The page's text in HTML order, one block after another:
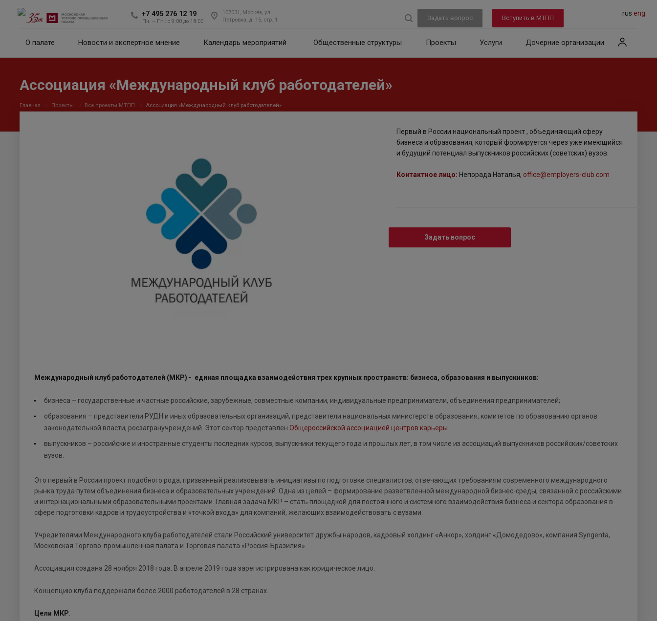
+7 495 276 12 19
Пн. – Пт.: с 9:00 до 18:00
107031, Москва, ул.
Петровка, д. 15, стр. 1
Задать вопрос Вступить в МТПП
rus eng
О палате Новости и экспертное мнение Календарь мероприятий Общественные структуры Проекты Услуги Дочерние организации
Ассоциация «Международный клуб работодателей»
Главная Проекты Все проекты МТПП Ассоциация «Международный клуб работодателей»
Первый в России национальный проект , объединяющий сферу
бизнеса и образования, который формируется через уже имеющийся
и будущий потенциал выпускников российских (советских) вузов.
Контактное лицо: Непорада Наталья, office@employers-club.com
Задать вопрос
Международный клуб работодателей (МКР) - единая площадка взаимодействия трех крупных пространств: бизнеса, образования и выпускников:
бизнеса – государственные и частные российские, зарубежные, совместные компании, индивидуальные предприниматели, объединения предпринимателей;
образования – представители РУДН и иных образовательных организаций, представители национальных министерств образования, комитетов по образованию органов
законодательной власти, росзагранучреждений. Этот сектор представлен Общероссийской ассоциацией центров карьеры
выпускников – российские и иностранные студенты последних курсов, выпускники текущего года и прошлых лет, в том числе из ассоциаций выпускников российских/советских
вузов.
Это первый в России проект подобного рода, призванный реализовывать инициативы по подготовке специалистов, отвечающих требованиям современного международного
рынка труда путем объединения бизнеса и образовательных учреждений. Одна из целей – формирование разветвленной международной бизнес-среды, связанной с российскими
и интернациональными образовательными проектами. Главная задача МКР – стать площадкой для постоянного и системного взаимодействия бизнеса и сектора образования в
сфере подготовки кадров и трудоустройства и «точкой входа» для компаний, желающих взаимодействовать с вузами.
Учредителями Международного клуба работодателей стали Российский университет дружбы народов, кадровый холдинг «Анкор», холдинг «Домодедово», компания Syngenta,
Московская Торгово-промышленная палата и Торговая палата «Россия-Бразилия».
Ассоциация создана 28 ноября 2018 года. В апреле 2019 года зарегистрирована как юридическое лицо.
Концепцию клуба поддержали более 2000 работодателей в 28 странах.
Цели МКР: